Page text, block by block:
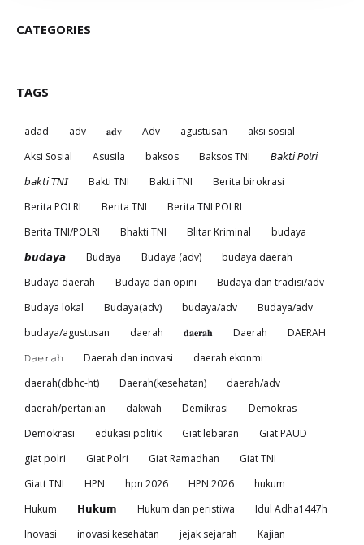
CATEGORIES
TAGS
adad adv 𝐚𝐝𝐯 Adv agustusan
aksi sosial
Aksi Sosial
Asusila baksos Baksos TNI
𝘉𝘢𝘬𝘵𝘪 𝘗𝘰𝘭𝘳𝘪
𝘣𝘢𝘬𝘵𝘪 𝘛𝘕𝘐
Bakti TNI Baktii TNI
Berita birokrasi
Berita POLRI
Berita TNI
Berita TNI POLRI
Berita TNI/POLRI
Bhakti TNI Blitar Kriminal
budaya
𝙗𝙪𝙙𝙖𝙮𝙖
Budaya Budaya (adv)
budaya daerah
Budaya daerah
Budaya dan opini
Budaya dan tradisi/adv
Budaya lokal
Budaya(adv) budaya/adv
Budaya/adv
budaya/agustusan
daerah 𝐝𝐚𝐞𝐫𝐚𝐡 Daerah
DAERAH
𝙳𝚊𝚎𝚛𝚊𝚑
Daerah dan inovasi
daerah ekonmi
daerah(dbhc-ht)
Daerah(kesehatan)
daerah/adv
daerah/pertanian
dakwah Demikrasi
Demokras
Demokrasi
edukasi politik Giat lebaran
Giat PAUD
giat polri
Giat Polri Giat Ramadhan
Giat TNI
Giatt TNI
HPN hpn 2026 HPN 2026
hukum
Hukum
𝗛𝘂𝗸𝘂𝗺 Hukum dan peristiwa
Idul Adha1447h
Inovasi
inovasi kesehatan jejak sejarah Kajian